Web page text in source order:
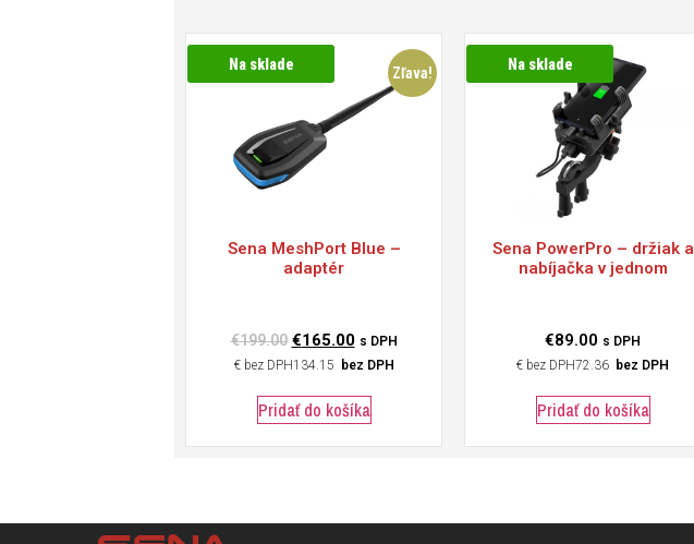
Zľava!
Na sklade
Sena MeshPort Blue –
adaptér
€199.00 €165.00 s DPH
€
134.15 bez DPH
Pridať do košíka
Na sklade
Sena PowerPro – držiak a
nabíjačka v jednom
€89.00 s DPH
€
72.36 bez DPH
Pridať do košíka